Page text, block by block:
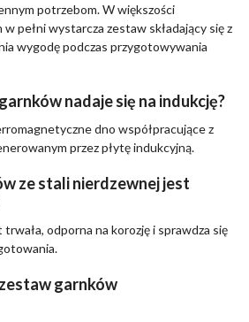
potrzebom. W większości
pełni wystarcza zestaw składający się z
wygodę podczas przygotowywania
nadaje się na indukcję?
dno współpracujące z
przez płytę indukcyjną.
ze stali nierdzewnej jest
odporna na korozję i sprawdza się
garnków